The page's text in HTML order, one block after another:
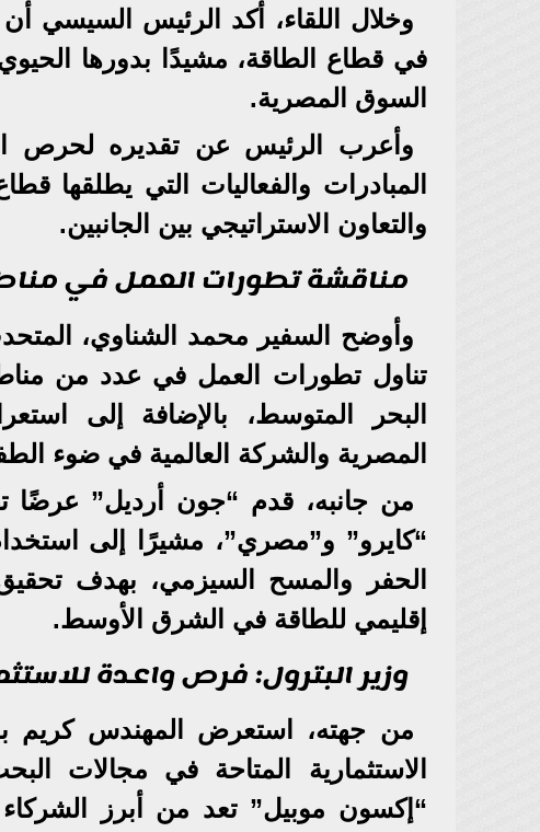
وخلال اللقاء، أكد الرئيس السيسي
في قطاع الطاقة، مشيدًا بدورها
السوق المصرية.
وأعرب الرئيس عن تقديره لحرص
المبادرات والفعاليات التي يطلقها
والتعاون الاستراتيجي بين الجانبين.
مناقشة تطورات العمل في
وأوضح السفير محمد الشناوي،
تناول تطورات العمل في عدد من
البحر المتوسط، بالإضافة إلى
المصرية والشركة العالمية في ضوء
من جانبه، قدم “جون أرديل” عرضًا
“كايرو” و”مصري”، مشيرًا إلى
الحفر والمسح السيزمي، بهدف
إقليمي للطاقة في الشرق الأوسط.
وزير البترول: فرص واعدة
من جهته، استعرض المهندس كريم
الاستثمارية المتاحة في مجالات
“إكسون موبيل” تعد من أبرز